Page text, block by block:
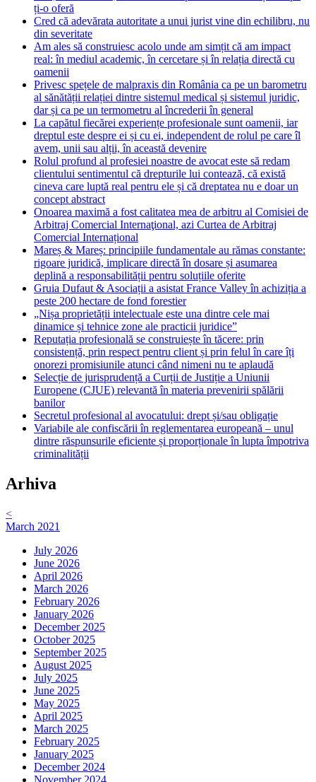
Cred că adevărata autoritate a unui jurist vine din echilibru, nu
din severitate
Am ales să construiesc acolo unde am simțit că am impact
real: în mediul academic, în cercetare și în relația directă cu
oamenii
Privesc spețele de malpraxis din România ca pe un barometru
al sănătății relației dintre sistemul medical și sistemul juridic,
dar și ca pe un termometru al încrederii în general
La capătul fiecărei experiențe profesionale sunt oamenii, iar
dreptul este despre ei și cu ei, independent de rolul pe care îl
avem, unii sau alții, în această devenire
Rolul profund al profesiei noastre de avocat este să redam
clientului sentimentul că drepturile lui contează, că există
cineva care luptă real pentru ele și că dreptatea nu e doar un
concept abstract
Onoarea maximă a fost calitatea mea de arbitru al Comisiei de
Arbitraj Comercial Internaţional, azi Curtea de Arbitraj
Comercial Internațional
Mareș & Mareș: principiile fundamentale au rămas constante:
rigoare juridică, implicare directă în dosare și asumarea
deplină a responsabilității pentru soluțiile oferite
Gruia Dufaut & Asociații a asistat France Valley în achiziția a
peste 200 hectare de fond forestier
„Nișa proprietății intelectuale este una dintre cele mai
dinamice și tehnice zone ale practicii juridice”
Reputația profesională se construiește în tăcere: prin
consistență, prin respect pentru client și prin felul în care îți
onorezi promisiunile atunci când nimeni nu te aplaudă
Selecție de jurisprudență a Curții de Justiție a Uniunii
Europene (CJUE) relevantă în materia prevenirii spălării
banilor
Secretul profesional al avocatului: drept și/sau obligație
Variabile ale confiscării în reglementarea europeană – unul
dintre răspunsurile eficiente și proporționale în lupta împotriva
criminalității
March 2021
June 2026
April 2026
March 2026
February 2026
January 2026
December 2025
October 2025
September 2025
August 2025
July 2025
June 2025
May 2025
April 2025
March 2025
February 2025
January 2025
December 2024
November 2024